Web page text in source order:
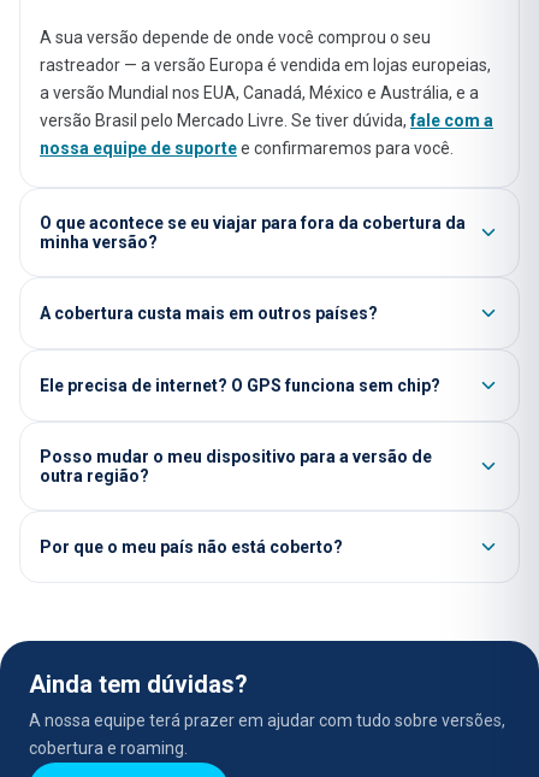
A sua versão depende de onde você comprou o seu
rastreador — a versão Europa é vendida em lojas europeias,
a versão Mundial nos EUA, Canadá, México e Austrália, e a
versão Brasil pelo Mercado Livre. Se tiver dúvida,fale com a
nossa equipe de suportee confirmaremos para você.
O que acontece se eu viajar para fora da cobertura da
minha versão?
A cobertura custa mais em outros países?
Ele precisa de internet? O GPS funciona sem chip?
Posso mudar o meu dispositivo para a versão de
outra região?
Por que o meu país não está coberto?
Ainda tem dúvidas?
A nossa equipe terá prazer em ajudar com tudo sobre versões,
cobertura e roaming.